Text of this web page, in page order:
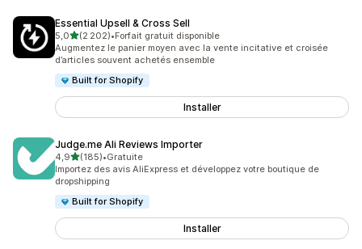
Essential Upsell & Cross Sell
5,0étoile(s) sur 5
(2 202)
2202 avis au total
•Forfait gratuit disponible
Augmentez le panier moyen avec la vente incitative et croisée
d’articles souvent achetés ensemble
Built for Shopify
Installer
Judge.me Ali Reviews Importer
4,9étoile(s) sur 5
(185)
185 avis au total
•Gratuite
Importez des avis AliExpress et développez votre boutique de
dropshipping
Built for Shopify
Installer